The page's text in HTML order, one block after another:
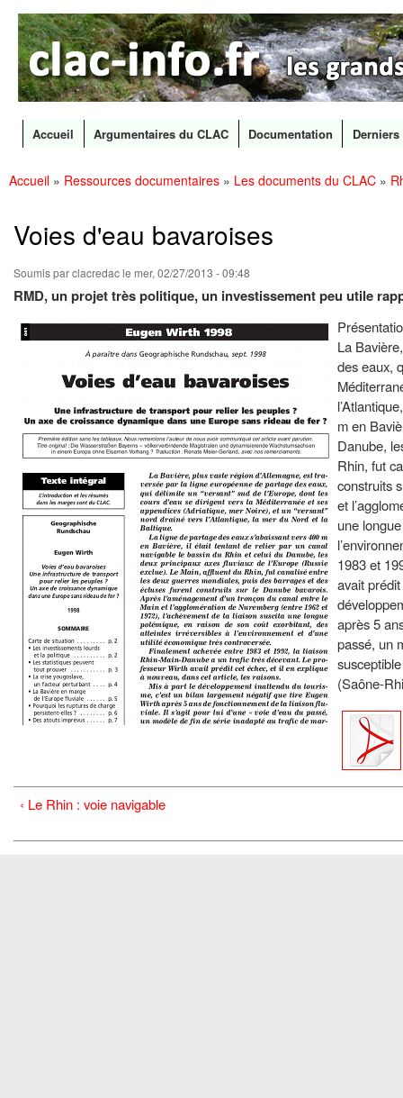
CLAC
Info
Les
grands
canaux
en
Menu principal
Accueil Argumentaires du CLAC Documentation
Accueil » Ressources documentaires » Les documents du CLAC »
Voies d'eau bavaroises
Soumis parclacredacle mer, 02/27/2013 - 09:48
RMD, un projet très politique, un investissement peu utile
La
des eaux,
m en
Danube,
Rhin, fut
construits
et
une
1983 et
avait
après 5
passé, un
(Saône-
‹ Le Rhin : voie navigable